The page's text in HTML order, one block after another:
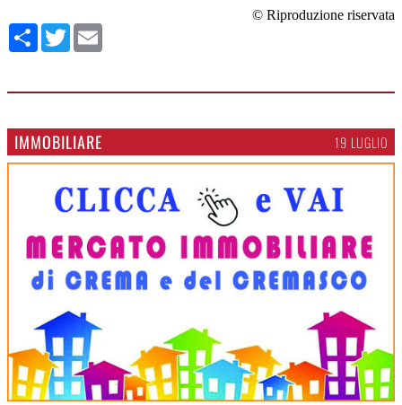
© Riproduzione riservata
Condividi
Twitter
IMMOBILIARE 19 LUGLIO